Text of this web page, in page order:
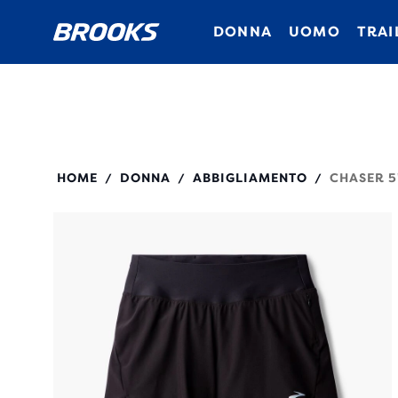
DONNA UOMO
HOME / DONNA / ABBIGLIAMENTO / CHASER